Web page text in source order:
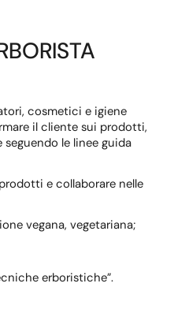
cosmetici e igiene
il cliente sui prodotti,
le linee guida
e collaborare nelle
vegana, vegetariana;
erboristiche”.